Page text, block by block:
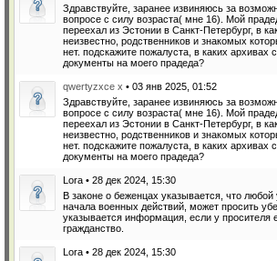
Здравствуйте, заранее извиняюсь за
вопросе с силу возраста( мне 16). Мой
переехал из Эстонии в Санкт-Петербург, в
неизвестно, родственников и знакомых
нет. подскажите пожалуста, в каких архивах
документы на моего прадеда?
qwertyzxce x • 03 янв 2025, 01:52
Здравствуйте, заранее извиняюсь за
вопросе с силу возраста( мне 16). Мой
переехал из Эстонии в Санкт-Петербург, в
неизвестно, родственников и знакомых
нет. подскажите пожалуста, в каких архивах
документы на моего прадеда?
Lora • 28 дек 2024, 15:30
В законе о беженцах указывается, что
начала военных действий, может просить
указывается информация, если у просителя
гражданство.
Lora • 28 дек 2024, 15:30